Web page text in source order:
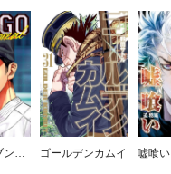
BUNGO―ブンゴ― ゴールデンカムイ 嘘喰い